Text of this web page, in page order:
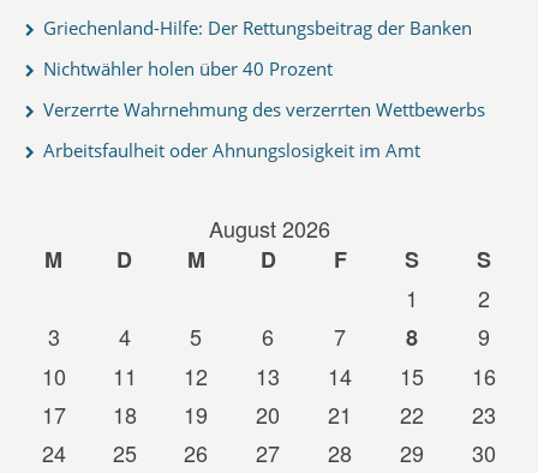
Griechenland-Hilfe: Der Rettungsbeitrag der Banken
Nichtwähler holen über 40 Prozent
Verzerrte Wahrnehmung des verzerrten Wettbewerbs
Arbeitsfaulheit oder Ahnungslosigkeit im Amt
August 2026
M
D M D F S
S
1
2
3
4 5 6 7 8
9
10
11 12 13 14 15
16
17
18 19 20 21 22
23
24
25 26 27 28 29
30